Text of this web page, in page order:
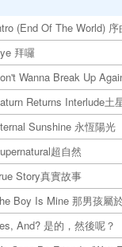
(End Of The World)
拜囉
Wanna Break Up
Returns Interlude土
Sunshine 永恆陽光
超自然
Story真實故事
Boy Is Mine 那男孩屬
And? 是的，然後呢？